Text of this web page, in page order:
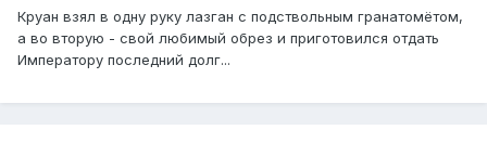
Круан взял в одну руку лазган с подствольным гранатомётом,
а во вторую - свой любимый обрез и приготовился отдать
Императору последний долг...